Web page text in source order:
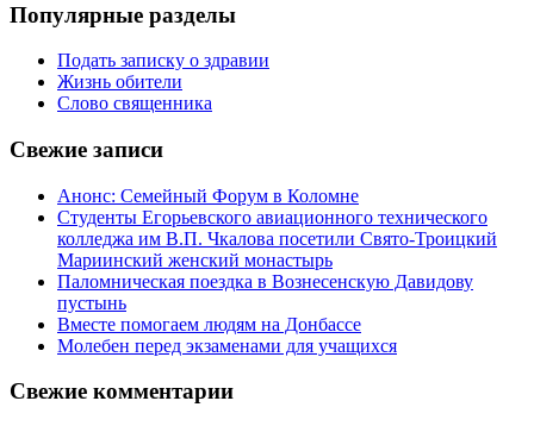
Популярные разделы
Подать записку о здравии
Жизнь обители
Слово священника
Свежие записи
Анонс: Семейный Форум в Коломне
Студенты Егорьевского авиационного технического
колледжа им В.П. Чкалова посетили Свято-Троицкий
Мариинский женский монастырь
Паломническая поездка в Вознесенскую Давидову
пустынь
Вместе помогаем людям на Донбассе
Молебен перед экзаменами для учащихся
Свежие комментарии